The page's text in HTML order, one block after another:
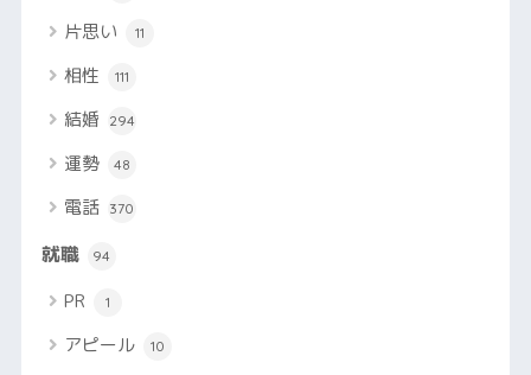
片思い 11
相性 111
結婚 294
運勢 48
電話 370
就職 94
PR 1
アピール 10